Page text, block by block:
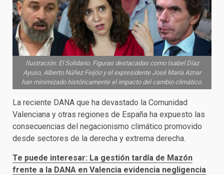
Ilustración: El Solidario. Figuras destacadas como Isabel Díaz
Ayuso, Alberto Núñez Feijóo y el expresidente José María Aznar
han minimizado históricamente el impacto del cambio climático.
La reciente DANA que ha devastado la Comunidad
Valenciana y otras regiones de España ha expuesto las
consecuencias del negacionismo climático promovido
desde sectores de la derecha y extrema derecha.
Te puede interesar: La gestión tardía de Mazón
frente a la DANA en Valencia evidencia negligencia